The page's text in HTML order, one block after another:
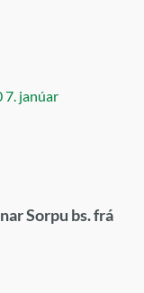
janúar
Sorpu bs. frá